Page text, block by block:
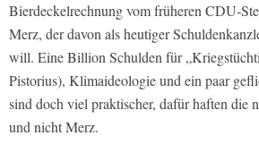
Bierdeckelrechnung vom früheren CDU-
Merz, der davon als heutiger
will. Eine Billion Schulden für
Pistorius), Klimaideologie und ein paar
sind doch viel praktischer, dafür haften die
und nicht Merz.